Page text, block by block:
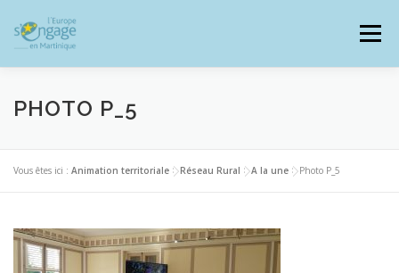
contenu
Menu
PROGRAMMES J’AI UN PROJET
JE SUIS BÉNÉFICIAIRE
PHOTO P_5
Vous êtes ici : Animation territoriale >Réseau Rural >A la une >Photo P_5